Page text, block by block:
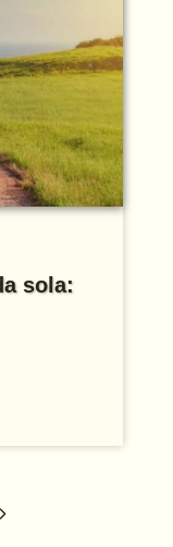
sola:
Siguiente